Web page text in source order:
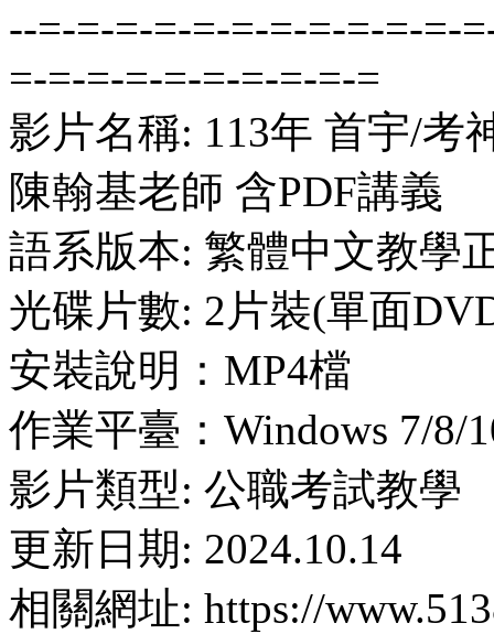
--=-=-=-=-=-=-=-=-=-=-=-
=-=-=-=-=-=-=-=-=-=
影片名稱: 113年 首宇/考
陳翰基老師 含PDF講義
語系版本: 繁體中文教學
光碟片數: 2片裝(單面
安裝說明：MP4檔
作業平臺：Windows 7/8/
影片類型: 公職考試教學
更新日期: 2024.10.14
相關網址: https://